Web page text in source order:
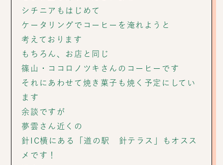
シチニアもはじめて
ケータリングでコーヒーを淹れようと
考えております
もちろん、お店と同じ
篠山・ココロノツキさんのコーヒーです
それにあわせて焼き菓子も焼く予定にしてい
ます
余談ですが
夢雲さん近くの
針IC横にある「道の駅 針テラス」もオスス
メです！